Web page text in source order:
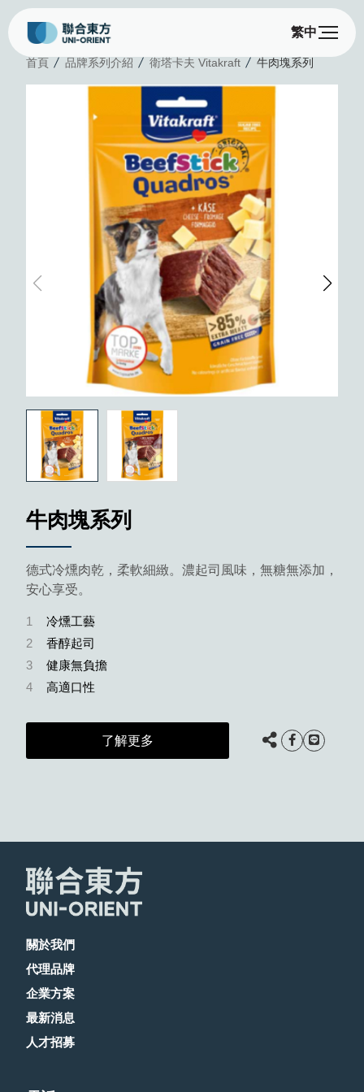
繁中
首頁 品牌系列介紹 衛塔卡夫 Vitakraft 牛肉塊系列
牛肉塊系列
德式冷燻肉乾，柔軟細緻。濃起司風味，無糖無添加，
安心享受。
1
冷燻工藝
2
香醇起司
3
健康無負擔
4
高適口性
了解更多
關於我們
代理品牌
企業方案
最新消息
人才招募